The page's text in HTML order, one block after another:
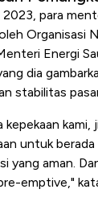
2023, para
Organisasi
Energi
dia
stabilitas
kepekaan
untuk
yang aman.
emptive,"